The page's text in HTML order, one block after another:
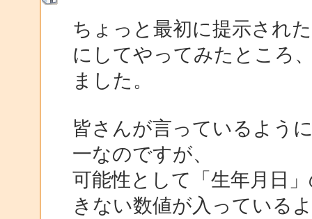
ちょっと最初に提示され
にしてやってみたところ
ました。
皆さんが言っているよう
一なのですが、
可能性として「生年月日
きない数値が入っている